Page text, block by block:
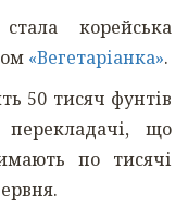
корейська
«Вегетаріанка».
50 тисяч фунтів
перекладачі, що
по тисячі